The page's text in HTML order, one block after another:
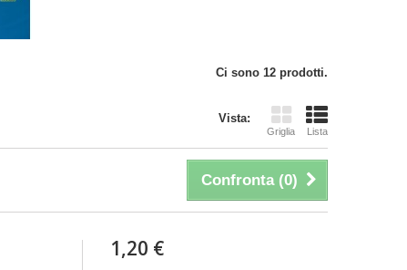
Ci sono 12 prodotti.
Vista:
Griglia Lista
Confronta (0)
1,20 €